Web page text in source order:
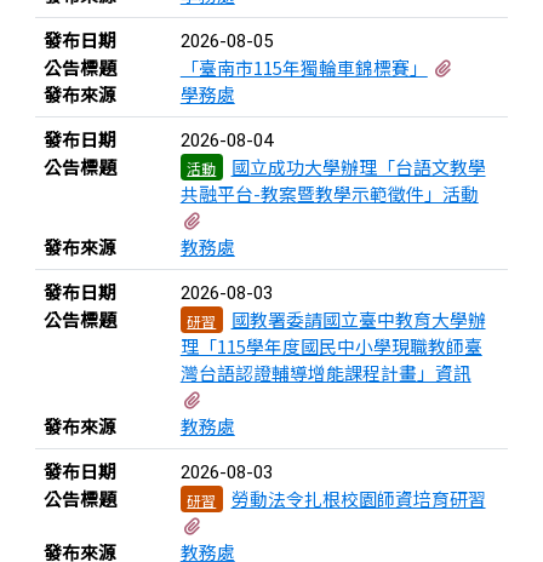
發布日期
2026-08-05
公告標題 「臺南市115年獨輪車錦標賽」
發布來源
學務處
發布日期
2026-08-04
公告標題 活動
國立成功大學辦理「台語文教學
共融平台-教案暨教學示範徵件」活動
發布來源
教務處
發布日期
2026-08-03
公告標題 研習
國教署委請國立臺中教育大學辦
理「115學年度國民中小學現職教師臺
灣台語認證輔導增能課程計畫」資訊
發布來源
教務處
發布日期
2026-08-03
公告標題 研習
勞動法令扎根校園師資培育研習
發布來源
教務處